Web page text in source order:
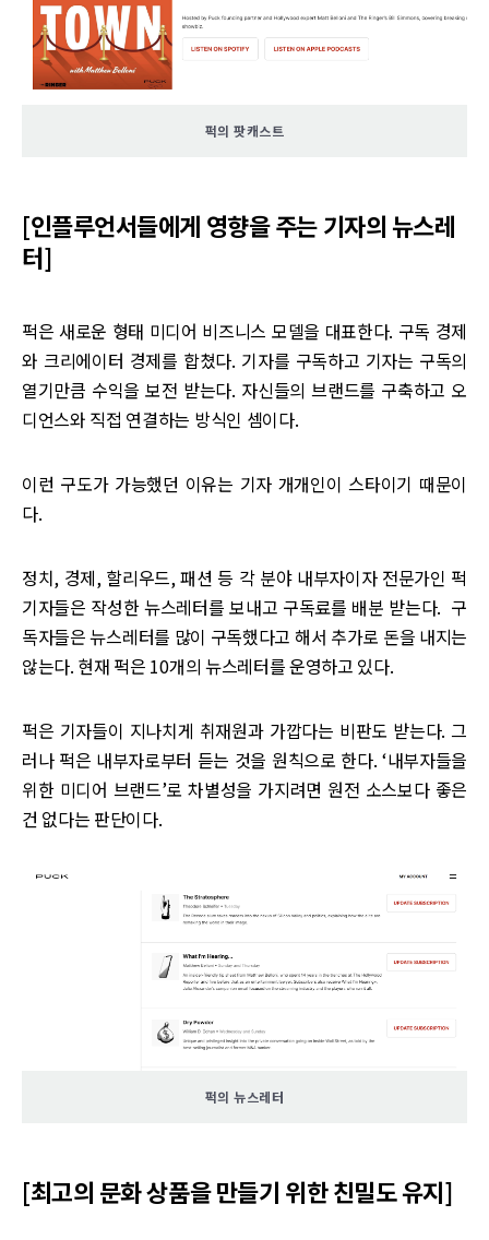
퍽의 팟캐스트
[인플루언서들에게 영향을 주는 기자의 뉴스레
터]
퍽은 새로운 형태 미디어 비즈니스 모델을 대표한다. 구독 경제
와 크리에이터 경제를 합쳤다. 기자를 구독하고 기자는 구독의
열기만큼 수익을 보전 받는다. 자신들의 브랜드를 구축하고 오
디언스와 직접 연결하는 방식인 셈이다.
이런 구도가 가능했던 이유는 기자 개개인이 스타이기 때문이
다.
정치, 경제, 할리우드, 패션 등 각 분야 내부자이자 전문가인 퍽
기자들은 작성한 뉴스레터를 보내고 구독료를 배분 받는다. 구
독자들은 뉴스레터를 많이 구독했다고 해서 추가로 돈을 내지는
않는다. 현재 퍽은 10개의 뉴스레터를 운영하고 있다.
퍽은 기자들이 지나치게 취재원과 가깝다는 비판도 받는다. 그
러나 퍽은 내부자로부터 듣는 것을 원칙으로 한다. ‘내부자들을
위한 미디어 브랜드’로 차별성을 가지려면 원전 소스보다 좋은
건 없다는 판단이다.
퍽의 뉴스레터
[최고의 문화 상품을 만들기 위한 친밀도 유지]